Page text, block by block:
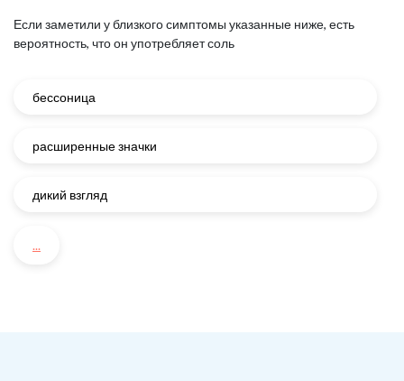
Если заметили у близкого симптомы указанные ниже, есть
вероятность, что он употребляет соль
бессоница
расширенные значки
дикий взгляд
...